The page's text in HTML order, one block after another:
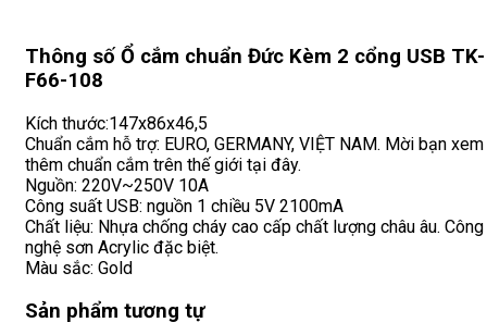
Thông số Ổ cắm chuẩn Đức Kèm 2 cổng USB TK-
F66-108
Kích thước:147x86x46,5
Chuẩn cắm hỗ trợ: EURO, GERMANY, VIỆT NAM. Mời bạn xem
thêm chuẩn cắm trên thế giới tại đây.
Nguồn: 220V~250V 10A
Công suất USB: nguồn 1 chiều 5V 2100mA
Chất liệu: Nhựa chống cháy cao cấp chất lượng châu âu. Công
nghệ sơn Acrylic đặc biệt.
Màu sắc: Gold
Sản phẩm tương tự